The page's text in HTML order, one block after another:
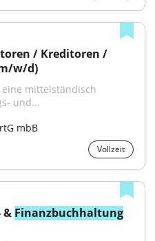
/ Kreditoren /
w/d)
mittelständisch
und...
mbB
Vollzeit
& Finanzbuchhaltung